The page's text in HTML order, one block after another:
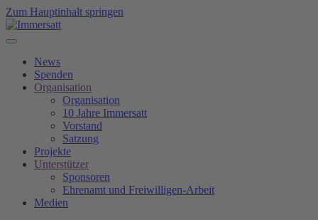
Zum Hauptinhalt springen
News
Spenden
Organisation
Organisation
10 Jahre Immersatt
Vorstand
Satzung
Projekte
Unterstützer
Sponsoren
Ehrenamt und Freiwilligen-Arbeit
Medien